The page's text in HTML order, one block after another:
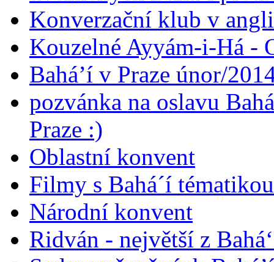
Konverzační klub v
Kouzelné Ayyám-i-Há -
Bahá’í v Praze únor/
pozvánka na oslavu
Praze :)
Oblastní konvent
Filmy s Bahá´í
Národní konvent
Ridván - největší z